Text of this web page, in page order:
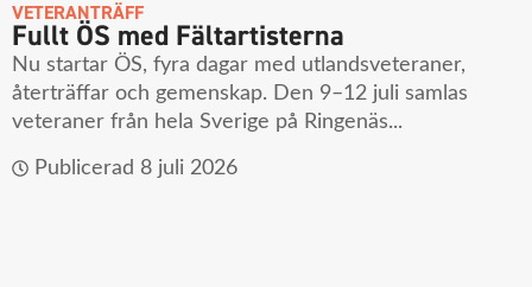
VETERANTRÄFF
Fullt ÖS med Fältartisterna
Nu startar ÖS, fyra dagar med utlandsveteraner,
återträffar och gemenskap. Den 9–12 juli samlas
veteraner från hela Sverige på Ringenäs...
Publicerad 8 juli 2026